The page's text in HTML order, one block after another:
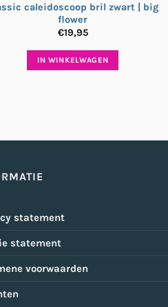
caleidoscoop bril zwart | big
flower
€19,95
IN WINKELWAGEN
statement
statement
voorwaarden